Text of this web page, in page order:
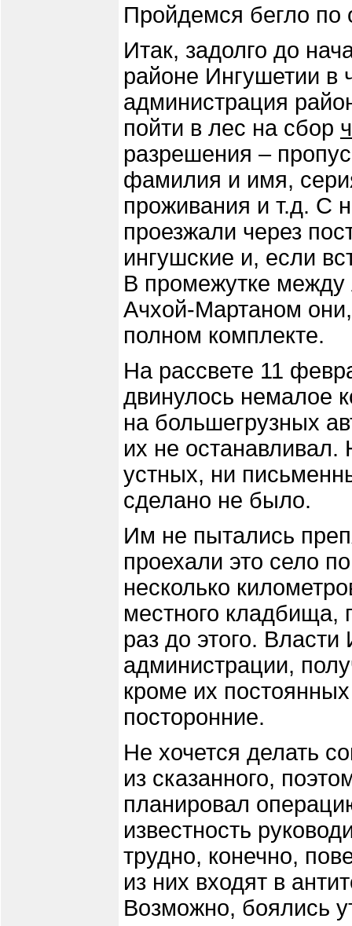
Пройдемся бегло по
Итак, задолго до
районе Ингушетии в
администрация
пойти в лес на сбор
разрешения –
фамилия и имя,
проживания и т.д. С
проезжали через
ингушские и, если
В промежутке
Ачхой-Мартаном
полном комплекте.
На рассвете 11
двинулось немалое
на большегрузных
их не
устных, ни
сделано не было.
Им не пытались
проехали это село
несколько
местного кладбища,
раз до этого.
администрации,
кроме их
посторонние.
Не хочется делать
из сказанного,
планировал
известность
трудно, конечно,
из них входят в
Возможно, боялись